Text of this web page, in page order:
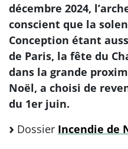
décembre 2024,
conscient que la
Conception étant
de Paris, la fête du
dans la grande
Noël, a choisi de
du 1er juin.
Dossier Incendie de